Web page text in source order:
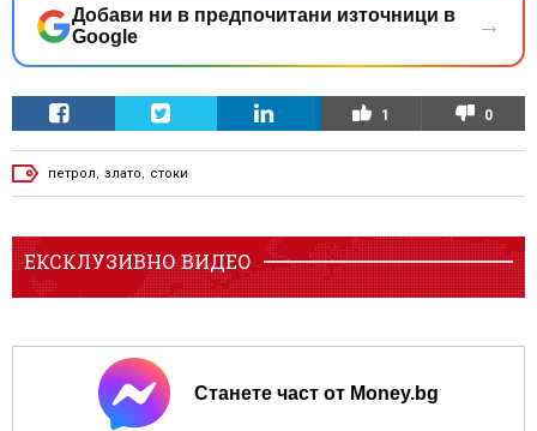
Добави ни в предпочитани източници в
Google
→
1 0
петрол, злато, стоки
ЕКСКЛУЗИВНО ВИДЕО
Станете част от Money.bg